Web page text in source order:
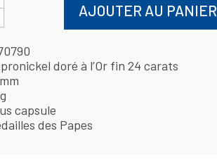
AJOUTER AU PANIER
doré à l’Or fin 24 carats
capsule
des Papes